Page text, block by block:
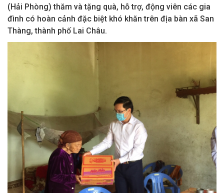
(Hải Phòng) thăm và tặng quà, hỗ trợ, động viên các gia
đình có hoàn cảnh đặc biệt khó khăn trên địa bàn xã San
Thàng, thành phố Lai Châu.